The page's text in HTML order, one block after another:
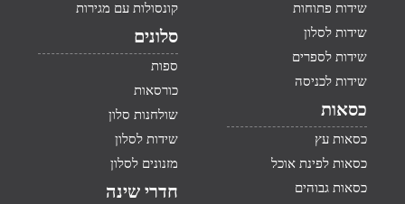
שידות פתוחות
שידות לסלון
שידות לספרים
שידות לכניסה
כסאות
כסאות עץ
כסאות לפינת אוכל
כסאות גבוהים
קונסולות עם מגירות
סלונים
ספות
כורסאות
שולחנות סלון
שידות לסלון
מזנונים לסלון
חדרי שינה